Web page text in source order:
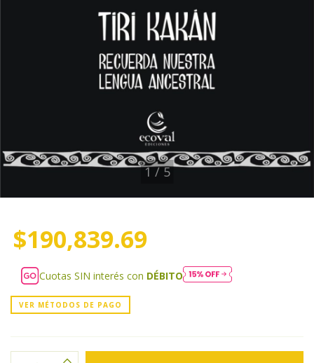
1/5
$190,839.69
Cuotas SIN interés con DÉBITO
VER MÉTODOS DE PAGO